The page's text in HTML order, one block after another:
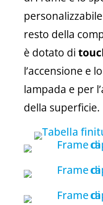
resto della
è dotato di
l’accensione e
lampada e per
della superficie.